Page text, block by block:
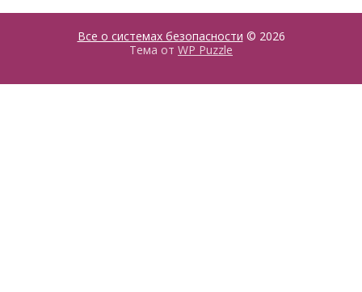
Все о системах безопасности © 2026
Тема от WP Puzzle